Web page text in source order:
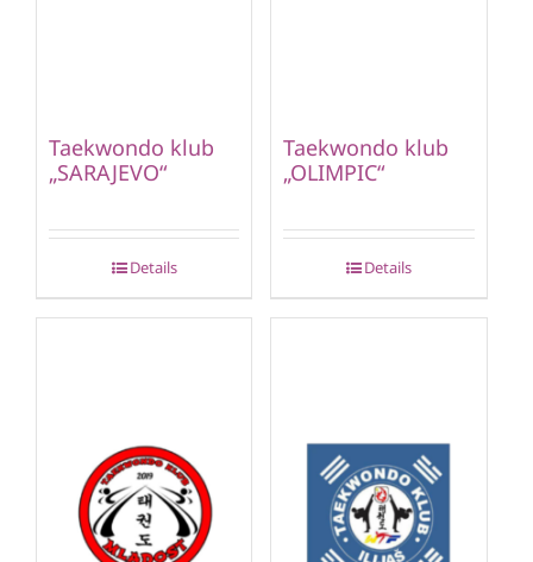
Taekwondo klub
„SARAJEVO“
Details
Taekwondo klub
„OLIMPIC“
Details